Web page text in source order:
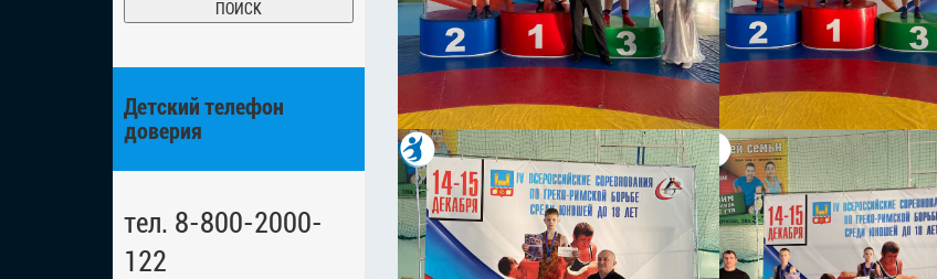
Детский телефон
доверия
тел. 8-800-2000-
122